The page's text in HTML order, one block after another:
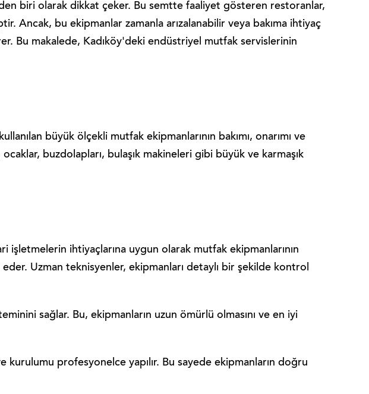
biri olarak dikkat çeker. Bu semtte faaliyet gösteren restoranlar,
Ancak, bu ekipmanlar zamanla arızalanabilir veya bakıma ihtiyaç
Bu makalede, Kadıköy'deki endüstriyel mutfak servislerinin
büyük ölçekli mutfak ekipmanlarının bakımı, onarımı ve
buzdolapları, bulaşık makineleri gibi büyük ve karmaşık
ihtiyaçlarına uygun olarak mutfak ekipmanlarının
eder. Uzman teknisyenler, ekipmanları detaylı bir şekilde kontrol
sağlar. Bu, ekipmanların uzun ömürlü olmasını ve en iyi
kurulumu profesyonelce yapılır. Bu sayede ekipmanların doğru